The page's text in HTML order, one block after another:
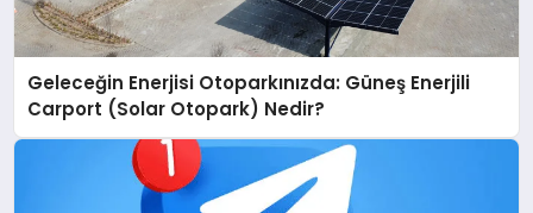
Geleceğin Enerjisi Otoparkınızda: Güneş Enerjili
Carport (Solar Otopark) Nedir?